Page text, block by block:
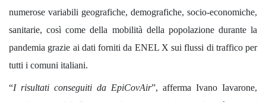
numerose variabili geografiche, demografiche, socio-economiche,
sanitarie, così come della mobilità della popolazione durante la
pandemia grazie ai dati forniti da ENEL X sui flussi di traffico per
tutti i comuni italiani.
“I risultati conseguiti da EpiCovAir”, afferma Ivano Iavarone,